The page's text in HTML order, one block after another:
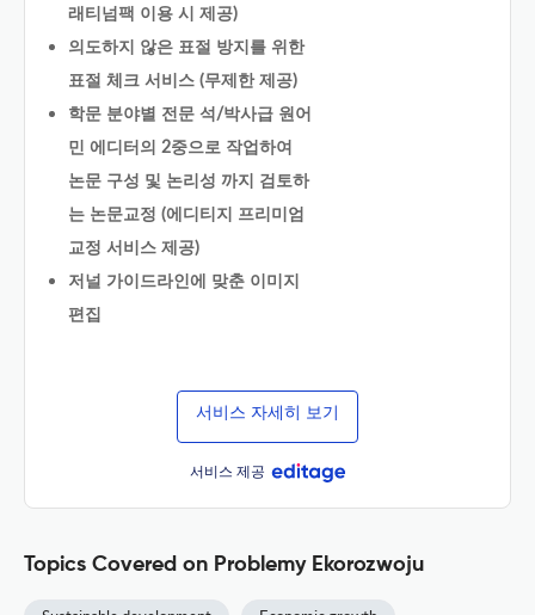
래티넘팩 이용 시 제공)
의도하지 않은 표절 방지를 위한
표절 체크 서비스 (무제한 제공)
학문 분야별 전문 석/박사급 원어
민 에디터의 2중으로 작업하여
논문 구성 및 논리성 까지 검토하
는 논문교정 (에디티지 프리미엄
교정 서비스 제공)
저널 가이드라인에 맞춘 이미지
편집
서비스 자세히 보기
서비스 제공
Topics Covered on Problemy Ekorozwoju